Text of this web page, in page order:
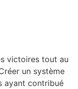
victoires tout au
un système
ayant contribué